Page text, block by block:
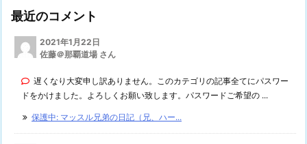
最近のコメント
2021年1月22日
佐藤＠那覇道場 さん
遅くなり大変申し訳ありません。このカテゴリの記事全てにパスワー
ドをかけました。よろしくお願い致します。パスワードご希望の ...
保護中: マッスル兄弟の日記（兄、ハー...